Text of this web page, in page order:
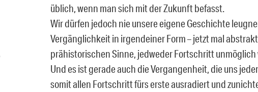
üblich, wenn man sich mit der Zukunft befasst.
Wir dürfen jedoch nie unsere eigene Geschichte
Vergänglichkeit in irgendeiner Form – jetzt mal
prähistorischen Sinne, jedweder Fortschritt unmöglich
Und es ist gerade auch die Vergangenheit, die uns
somit allen Fortschritt fürs erste ausradiert und